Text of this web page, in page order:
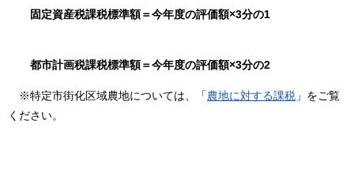
固定資産税課税標準額＝今年度の評価額×3分の1
都市計画税課税標準額＝今年度の評価額×3分の2
※特定市街化区域農地については、「農地に対する課税 」をご覧
ください。